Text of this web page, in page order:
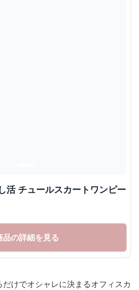
活 チュールスカートワンピー
品の詳細を見る
けでオシャレに決まるオフィスカ